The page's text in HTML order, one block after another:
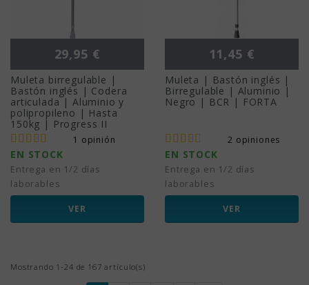
Precio
29,95 €
Muleta birregulable |
Bastón inglés | Codera
articulada | Aluminio y
polipropileno | Hasta
150kg | Progress II
1 opinión
EN STOCK
Entrega en 1/2 días
laborables
VER
Precio
11,45 €
Muleta | Bastón inglés |
Birregulable | Aluminio |
Negro | BCR | FORTA
2 opiniones
EN STOCK
Entrega en 1/2 días
laborables
VER
Mostrando 1-24 de 167 artículo(s)